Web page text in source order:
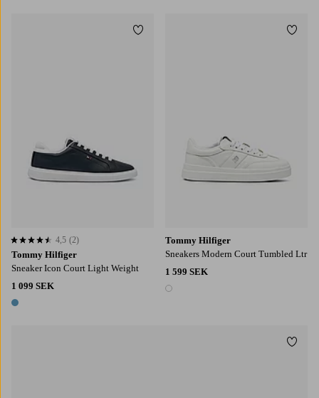
Tommy Hilfiger
Sneaker Icon Court Light Weight
1 099 SEK
1 färg
4,5 baserat på 2 st betyg
4,5 (2)
Lägg till i favoriter
Tommy Hilfiger
Sneakers Modern Court Tumbled Ltr
1 599 SEK
1 färg